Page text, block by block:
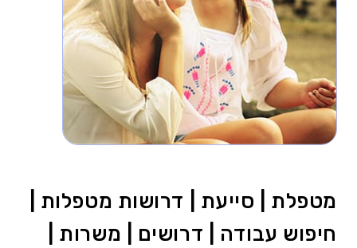
מטפלת | סייעת | דרושות מטפלות |
חיפוש עבודה | דרושים | משרות |